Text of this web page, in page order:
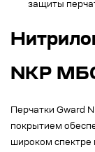
защиты
NKP
Перчатки Gward
покрытием
широком спектре